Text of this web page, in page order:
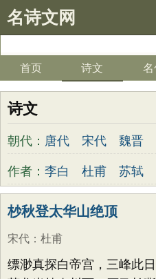
名诗文网
首页 诗文 名
诗文
朝代： 唐代 宋代 魏晋
清代
明代 元代
金朝
隋代 未知
作者： 李白 杜甫 苏轼
李煜
元稹 韩愈
杪秋登太华山绝顶
宋代 ： 杜甫
缥渺真探白帝宫，三峰此日